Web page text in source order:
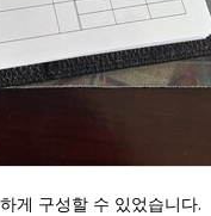
게 구성할 수 있었습니다.